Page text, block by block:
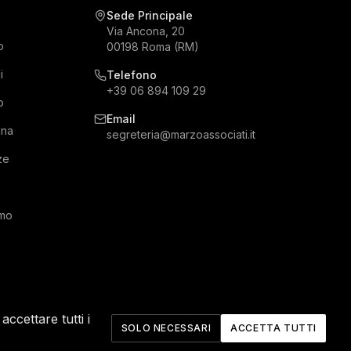
Sede Principale
Via Ancona, 20
00198 Roma (RM)
Telefono
+39 06 894 109 29
Email
segreteria@marzoassociati.it
Privacy PolicyCookie Policy Note Legali
tutti i
SOLO NECESSARI ACCETTA TUTTI